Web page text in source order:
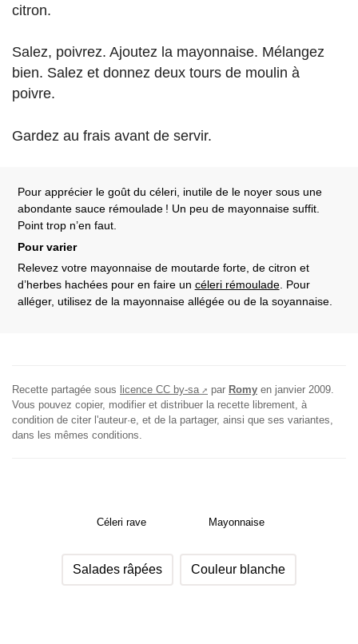
citron.
Salez, poivrez. Ajoutez la mayonnaise. Mélangez
bien. Salez et donnez deux tours de moulin à
poivre.
Gardez au frais avant de servir.
Pour apprécier le goût du céleri, inutile de le noyer sous une
abondante sauce rémoulade ! Un peu de mayonnaise suffit.
Point trop n’en faut.
Pour varier
Relevez votre mayonnaise de moutarde forte, de citron et
d’herbes hachées pour en faire un céleri rémoulade. Pour
alléger, utilisez de la mayonnaise allégée ou de la soyannaise.
Recette partagée sous licence CC by-sa par Romy en janvier 2009
Vous pouvez copier, modifier et distribuer la recette librement, à
condition de citer l'auteur·e, et de la partager, ainsi que ses variantes,
dans les mêmes conditions.
Céleri rave Mayonnaise
Salades râpées Couleur blanche